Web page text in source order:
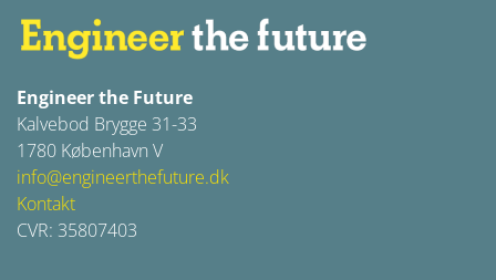
Engineer the Future
Kalvebod Brygge 31-33
1780 København V
info@engineerthefuture.dk
Kontakt
CVR: 35807403